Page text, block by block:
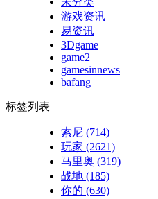
游戏资讯
易资讯
3Dgame
game2
gamesinnews
bafang
标签列表
索尼 (714)
玩家 (2621)
马里奥 (319)
战地 (185)
你的 (630)